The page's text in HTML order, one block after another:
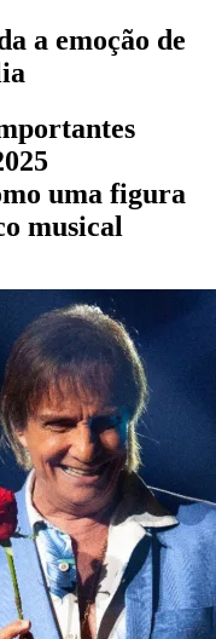
a emoção de
uma figura
musical